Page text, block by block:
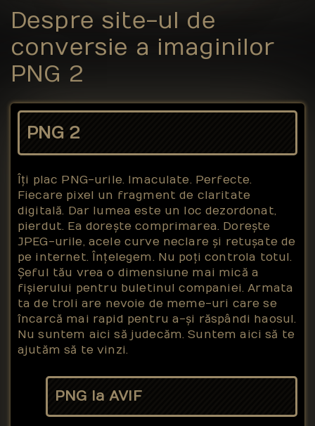
Despre site-ul de
conversie a imaginilor
PNG 2
PNG 2
Îți plac PNG-urile. Imaculate. Perfecte.
Fiecare pixel un fragment de claritate
digitală. Dar lumea este un loc dezordonat,
pierdut. Ea dorește comprimarea. Dorește
JPEG-urile, acele curve neclare și retușate de
pe internet. Înțelegem. Nu poți controla totul.
Șeful tău vrea o dimensiune mai mică a
fișierului pentru buletinul companiei. Armata
ta de troli are nevoie de meme-uri care se
încarcă mai rapid pentru a-și răspândi haosul.
Nu suntem aici să judecăm. Suntem aici să te
ajutăm să te vinzi.
PNG la AVIF